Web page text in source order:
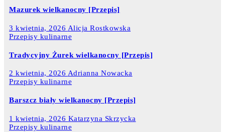
Mazurek wielkanocny [Przepis]
3 kwietnia, 2026 Alicja Rostkowska
Przepisy kulinarne
Tradycyjny Żurek wielkanocny [Przepis]
2 kwietnia, 2026 Adrianna Nowacka
Przepisy kulinarne
Barszcz biały wielkanocny [Przepis]
1 kwietnia, 2026 Katarzyna Skrzycka
Przepisy kulinarne